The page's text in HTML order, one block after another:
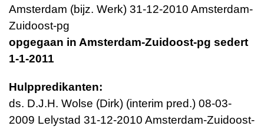
Amsterdam (bijz. Werk) 31-12-2010 Amsterdam-
Zuidoost-pg
opgegaan in Amsterdam-Zuidoost-pg sedert
1-1-2011
Hulppredikanten:
ds. D.J.H. Wolse (Dirk) (interim pred.) 08-03-
2009 Lelystad 31-12-2010 Amsterdam-Zuidoost-